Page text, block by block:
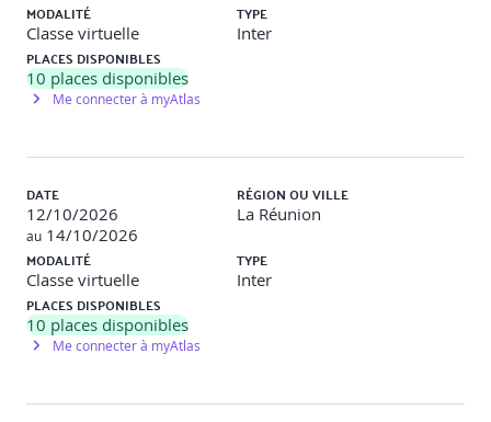
MODALITÉ
Classe virtuelle
TYPE
Inter
PLACES DISPONIBLES
10 places disponibles
Me connecter à myAtlas
DATE
12/10/2026
au 14/10/2026
RÉGION OU VILLE
La Réunion
MODALITÉ
Classe virtuelle
TYPE
Inter
PLACES DISPONIBLES
10 places disponibles
Me connecter à myAtlas